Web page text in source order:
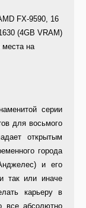
FX-9590, 16
(4GB VRAM)
места на
серии
для восьмого
открытым
города
и его
так или иначе
карьеру в
все абсолютно